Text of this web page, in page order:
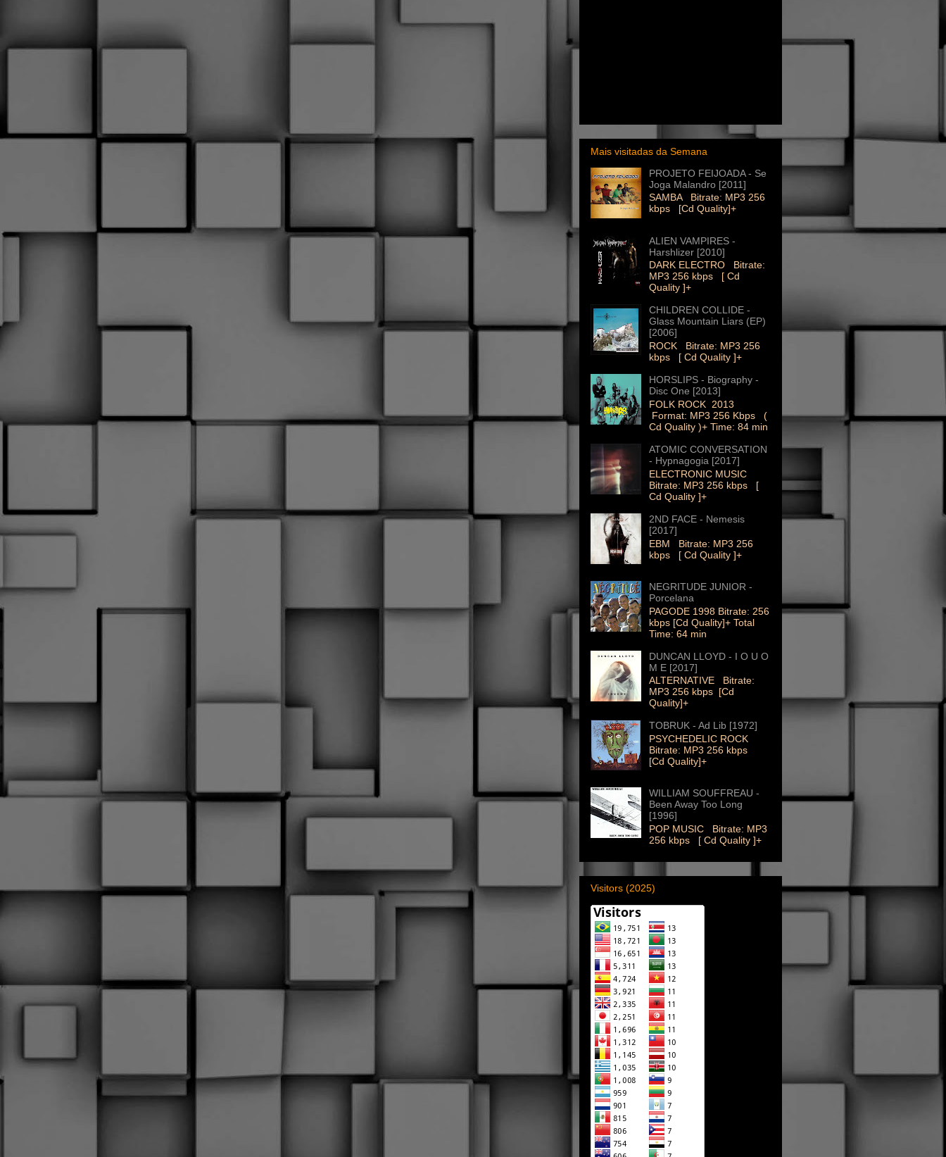
Mais visitadas da Semana
PROJETO FEIJOADA - Se
Joga Malandro [2011]
SAMBA Bitrate: MP3 256
kbps [Cd Quality]+
ALIEN VAMPIRES -
Harshlizer [2010]
DARK ELECTRO Bitrate:
MP3 256 kbps [ Cd
Quality ]+
CHILDREN COLLIDE -
Glass Mountain Liars (EP)
[2006]
ROCK Bitrate: MP3 256
kbps [ Cd Quality ]+
HORSLIPS - Biography -
Disc One [2013]
FOLK ROCK 2013
Format: MP3 256 Kbps (
Cd Quality )+ Time: 84 min
ATOMIC CONVERSATION
- Hypnagogia [2017]
ELECTRONIC MUSIC
Bitrate: MP3 256 kbps [
Cd Quality ]+
2ND FACE - Nemesis
[2017]
EBM Bitrate: MP3 256
kbps [ Cd Quality ]+
NEGRITUDE JUNIOR -
Porcelana
PAGODE 1998 Bitrate: 256
kbps [Cd Quality]+ Total
Time: 64 min
DUNCAN LLOYD - I O U O
M E [2017]
ALTERNATIVE Bitrate:
MP3 256 kbps [Cd
Quality]+
TOBRUK - Ad Lib [1972]
PSYCHEDELIC ROCK
Bitrate: MP3 256 kbps
[Cd Quality]+
WILLIAM SOUFFREAU -
Been Away Too Long
[1996]
POP MUSIC Bitrate: MP3
256 kbps [ Cd Quality ]+
Visitors (2025)